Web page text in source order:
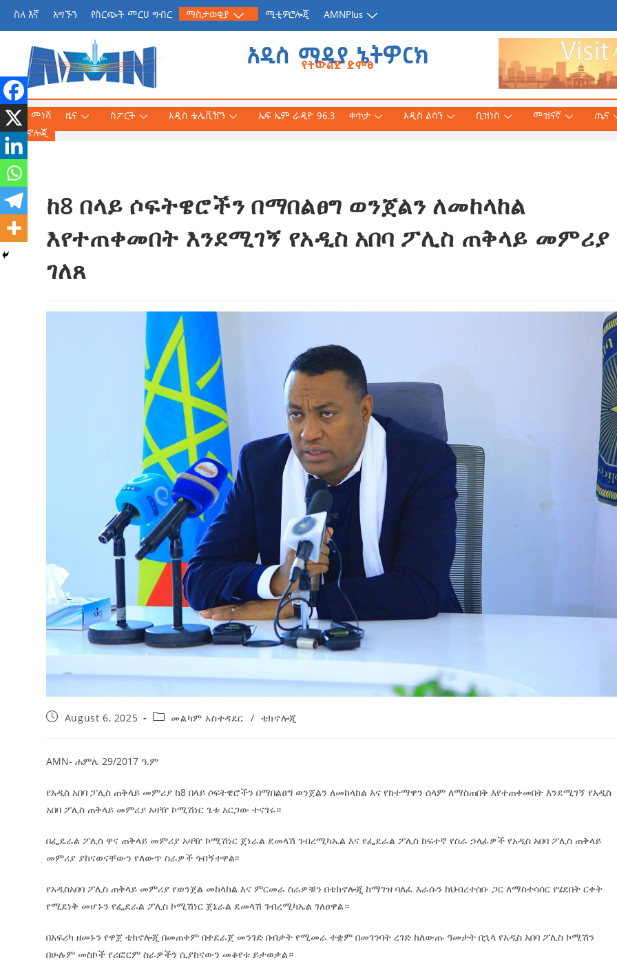
ስለ እኛ አግኙን የስርጭት መርሀ ግብር ማስታወቂያ ሚቲዎሮሎጂ AMNPlus
አዲስ ሚዲያ ኔትዎርክ
የትውልድ ድምፅ
መነሻ ዜና
የኢትዮጵያ ኢኮኖሚ ከቡና ባሻገር
August 5, 2026
የቤኒን የዲጂታል ትራንስፎርሜሽን እና ኢኖቬሽን
ሚኒስትር ማሁና አክፕሎጋን የኢፌዴሪ መሶብ
አገልግሎትን ጎበኙ
August 5, 2026
ስፖርት
2ኛው የአዲስ ሚዲያ ኔትዎርክ አመራሮች እና
ሠራተኞች ስፖርት ፌስቲቫል በቴሌቪዥን ዘርፍ
አሸናፊነት ተጠናቀቀ
August 1, 2026
አዲስ ቴሌቪዥን
የጠቅላይ ሚኒስትር ዐቢይ አሕመድ (ዶ/ር)
«መደመር» መጽሐፍ በቻይንኛ ተተርጉሞ በቅርቡ
ለንባብ ይበቃል
አዲስ ሚዲያ ኔትዎርክ በይዘት ስራዎቹ
ትርክትን በማረም እና የወል ትርክትን
October 17, 2025
ኤፍ ኤም ራዲዮ 96.3 ቀጥታ አዲስ ልሳን ቢዝነስ መዝናኛ
ጤና
ቴክኖሎጂ
ከ8 በላይ ሶፍትዌሮችን በማበልፀግ ወንጀልን ለመከላከል
እየተጠቀመበት እንደሚገኝ የአዲስ አበባ ፖሊስ ጠቅላይ መምሪያ
ገለጸ
August 6, 2025 መልካም አስተዳደር / ቴክኖሎጂ
AMN- ሐምሌ 29/2017 ዓ.ም
የአዲስ አበባ ፓሊስ ጠቅላይ መምሪያ ከ8 በላይ ሶፍትዌሮችን በማበልፀግ ወንጀልን ለመከላከል እና የከተማዋን ሰላም ለማስጠበቅ እየተጠቀመበት እንደሚገኝ የአዲስ
አበባ ፖሊስ ጠቅላይ መምሪያ አዛዥ ኮሚሽነር ጌቱ አርጋው ተናገሩ።
በፌዴራል ፖሊስ ዋና ጠቅላይ መምሪያ አዛዥ ኮሚሽነር ጀነራል ደመላሽ ገብረሚካኤል እና የፌደራል ፖሊስ ከፍተኛ የስራ ኃላፊዎች የአዲስ አበባ ፖሊስ ጠቅላይ
መምሪያ ያከናወናቸውን የለውጥ ስራዎች ጎብኝተዋል፡፡
የአዲስአበባ ፖሊስ ጠቅላይ መምሪያ የወንጀል መከላከል እና ምርመራ ስራዎቹን በቴክኖሎጂ ከማገዝ ባለፈ እራሱን ከህብረተሰቡ ጋር ለማስተሳሰር የሄደበት ርቀት
የሚደነቅ መሆኑን የፌደራል ፖሊስ ኮሚሽነር ጀኔራል ደመላሽ ገብረሚካኤል ገለፀዋል።
በአፍሪካ ዘመኑን የዋጀ ቴክኖሎጂ በመጠቀም በተደራጀ መንገድ በብቃት የሚመራ ተቋም በመገንባት ረገድ ከለውጡ ዓመታት በኋላ የአዲስ አበባ ፖሊስ ኮሚሽን
በሁሉም መስኮች የሪፎርም ስራዎችን ሲያከናውን መቆየቱ ይታወቃል።